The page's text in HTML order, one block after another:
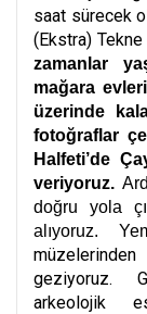
saat sürecek
(Ekstra)
zamanlar
mağara
üzerinde
fotoğraflar
Halfeti’de
veriyoruz.
doğru yola
alıyoruz.
geziyoruz.
arkeolojik